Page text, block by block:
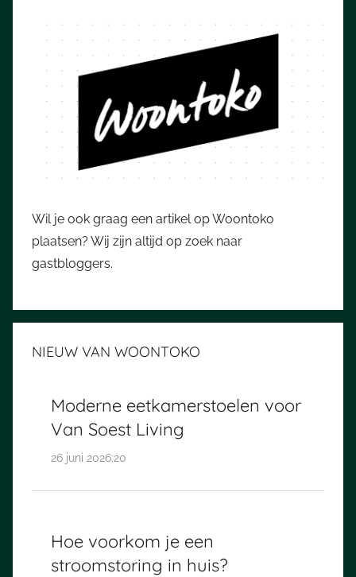
Wil je ook graag een artikel op Woontoko
plaatsen? Wij zijn altijd op zoek naar
gastbloggers.
NIEUW VAN WOONTOKO
Moderne eetkamerstoelen voor
Van Soest Living
26 juni 2026:20
Hoe voorkom je een
stroomstoring in huis?